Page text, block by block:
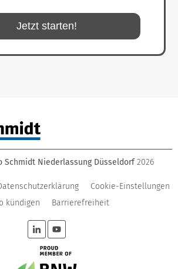
Jetzt starten!
Schmidt Niederlassung Düsseldorf 2026
Cookie-Einstellungen
kündigen
Barrierefreiheit